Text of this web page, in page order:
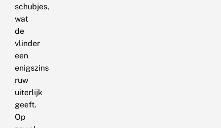
schubjes,
wat
de
vlinder
een
enigszins
ruw
uiterlijk
geeft.
Op